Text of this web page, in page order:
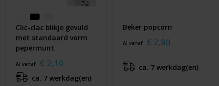
Clic-clac blikje gevuld
met standaard vorm
pepermunt
Al vanaf € 2,10
ca. 7 werkdag(en)
Beker popcorn
Al vanaf € 2,80
ca. 7 werkdag(en)